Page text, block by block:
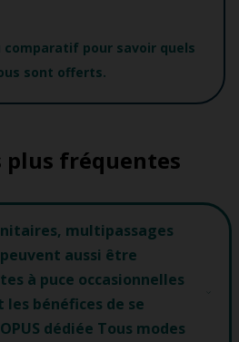
comparatif pour savoir quels
sont offerts.
plus fréquentes
multipassages
aussi être
à puce occasionnelles
bénéfices de se
dédiée Tous modes